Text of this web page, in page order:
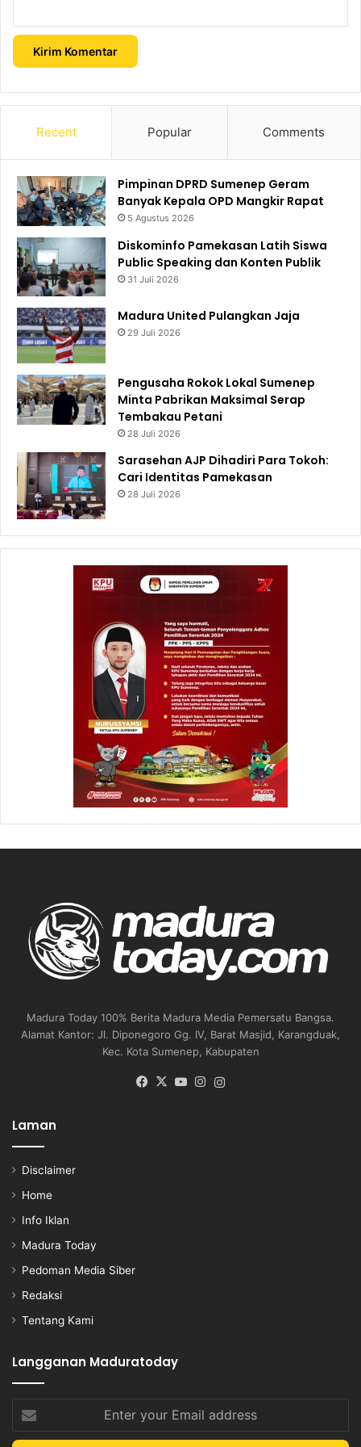
Recent Popular Comments
Pimpinan DPRD Sumenep Geram
Banyak Kepala OPD Mangkir Rapat
5 Agustus 2026
Diskominfo Pamekasan Latih Siswa
Public Speaking dan Konten Publik
31 Juli 2026
Madura United Pulangkan Jaja
29 Juli 2026
Pengusaha Rokok Lokal Sumenep
Minta Pabrikan Maksimal Serap
Tembakau Petani
28 Juli 2026
Sarasehan AJP Dihadiri Para Tokoh:
Cari Identitas Pamekasan
28 Juli 2026
Madura Today 100% Berita Madura Media Pemersatu Bangsa.
Alamat Kantor: Jl. Diponegoro Gg. IV, Barat Masjid, Karangduak,
Kec. Kota Sumenep, Kabupaten
Facebook
X YouTubeInstagram
Laman
Disclaimer
Home
Info Iklan
Madura Today
Pedoman Media Siber
Redaksi
Tentang Kami
Langganan Maduratoday
your
Email